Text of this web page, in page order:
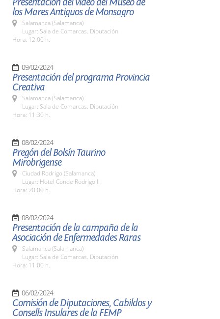
los Mares Antiguos de Monsagro
Salamanca (Salamanca)
Lugar: Sala de Comarcas. Diputación
Hora: 12:00 h.
09/02/2024
Presentación del programa Provincia
Creativa
Salamanca (Salamanca)
Lugar: Sala de Comarcas. Diputación
Hora: 11:30 h.
08/02/2024
Pregón del Bolsín Taurino
Mirobrigense
Ciudad Rodrigo (Salamanca)
Lugar: Hotel Conde Rodrigo II
Hora: 20:00 h.
08/02/2024
Presentación de la campaña de la
Asociación de Enfermedades Raras
Salamanca (Salamanca)
Lugar: Sala de Comarcas. Diputación
Hora: 11:00 h.
06/02/2024
Comisión de Diputaciones, Cabildos y
Consells Insulares de la FEMP